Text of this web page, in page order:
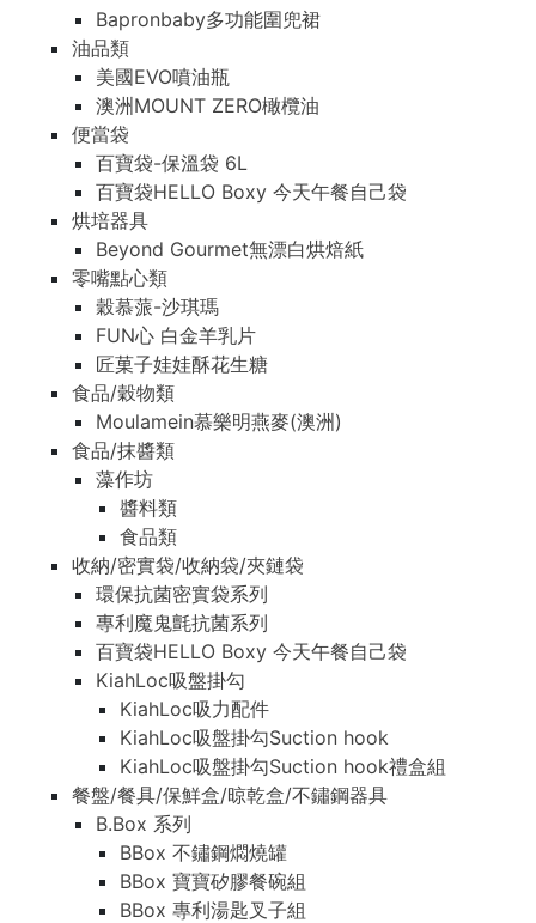
Bapronbaby多功能圍兜裙
油品類
美國EVO噴油瓶
澳洲MOUNT ZERO橄欖油
便當袋
百寶袋-保溫袋 6L
百寶袋HELLO Boxy 今天午餐自己袋
烘培器具
Beyond Gourmet無漂白烘焙紙
零嘴點心類
穀慕蒎-沙琪瑪
FUN心 白金羊乳片
匠菓子娃娃酥花生糖
食品/穀物類
Moulamein慕樂明燕麥(澳洲)
食品/抹醬類
藻作坊
醬料類
食品類
收納/密實袋/收納袋/夾鏈袋
環保抗菌密實袋系列
專利魔鬼氈抗菌系列
百寶袋HELLO Boxy 今天午餐自己袋
KiahLoc吸盤掛勾
KiahLoc吸力配件
KiahLoc吸盤掛勾Suction hook
KiahLoc吸盤掛勾Suction hook禮盒組
餐盤/餐具/保鮮盒/晾乾盒/不鏽鋼器具
B.Box 系列
BBox 不鏽鋼燜燒罐
BBox 寶寶矽膠餐碗組
BBox 專利湯匙叉子組